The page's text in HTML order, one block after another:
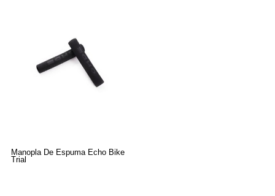
Manopla De Espuma Echo Bike
Trial